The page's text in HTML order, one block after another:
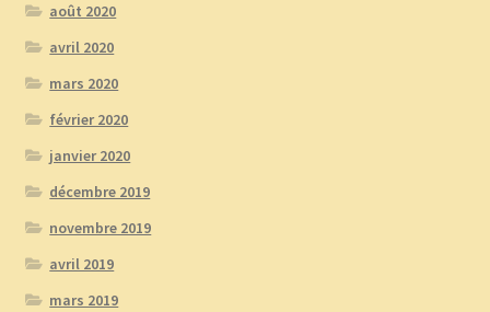
août 2020
avril 2020
mars 2020
février 2020
janvier 2020
décembre 2019
novembre 2019
avril 2019
mars 2019